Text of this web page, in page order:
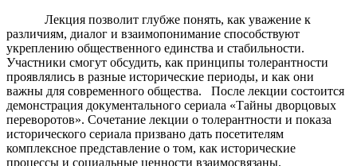
Лекция позволит глубже понять, как уважение к
различиям, диалог и взаимопонимание способствуют
укреплению общественного единства и стабильности.
Участники смогут обсудить, как принципы толерантности
проявлялись в разные исторические периоды, и как они
важны для современного общества. После лекции состоится
демонстрация документального сериала «Тайны дворцовых
переворотов». Сочетание лекции о толерантности и показа
исторического сериала призвано дать посетителям
комплексное представление о том, как исторические
процессы и социальные ценности взаимосвязаны.